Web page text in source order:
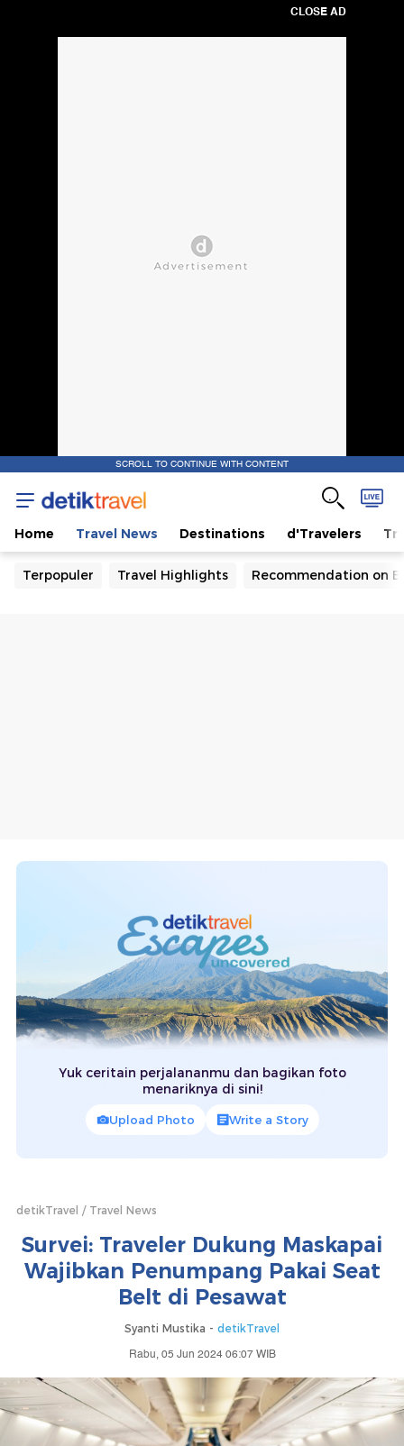
CLOSE AD
SCROLL TO CONTINUE WITH CONTENT
Home Travel News Destinations d'Travelers
Terpopuler Travel Highlights Recommendation on
Yuk ceritain perjalananmu dan bagikan foto
menariknya di sini!
Upload Photo Write a Story
detikTravel Travel News
Survei: Traveler Dukung Maskapai
Wajibkan Penumpang Pakai Seat
Belt di Pesawat
Syanti Mustika - detikTravel
Rabu, 05 Jun 2024 06:07 WIB